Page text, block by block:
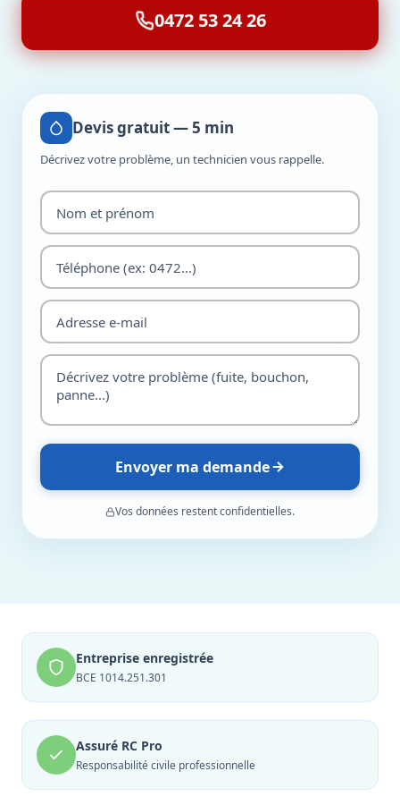
0472 53 24 26
Devis gratuit — 5 min
Décrivez votre problème, un technicien vous rappelle.
Envoyer ma demande
Vos données restent confidentielles.
Entreprise enregistrée
BCE 1014.251.301
Assuré RC Pro
Responsabilité civile professionnelle